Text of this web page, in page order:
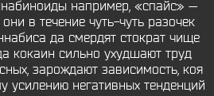
например, «спайс» —
в течение чуть-чуть разочек
да смердят стократ чище
кокаин сильно ухудшают труд
зарождают зависимость, коя
усилению негативных тенденций